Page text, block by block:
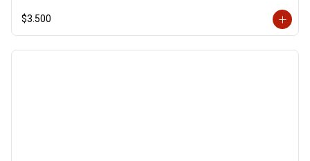
$3.500